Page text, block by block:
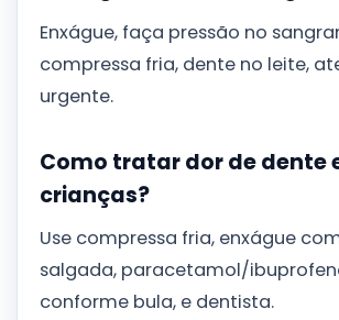
Enxágue, faça pressão no
compressa fria, dente no leite,
urgente.
Como tratar dor de dente
crianças?
Use compressa fria, enxágue
salgada, paracetamol/
conforme bula, e dentista.